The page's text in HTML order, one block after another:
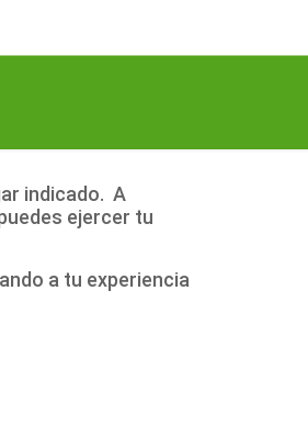
indicado. A
ejercer tu
a tu experiencia